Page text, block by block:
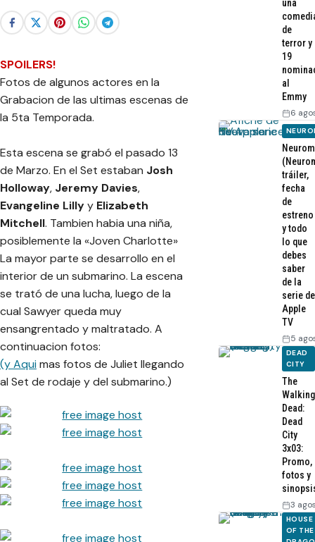
SPOILERS!
Fotos de algunos actores en la
Grabacion de las ultimas escenas de
la 5ta Temporada.
Esta escena se grabó el pasado 13
de Marzo. En el Set estaban Josh
Holloway, Jeremy Davies,
Evangeline Lillyy Elizabeth
Mitchell. Tambien habia una niña,
posiblemente la «Joven Charlotte»
La mayor parte se desarrollo en el
interior de un submarino. La escena
se trató de una lucha, luego de la
cual Sawyer queda muy
ensangrentado y maltratado. A
continuacion fotos:
(y Aquimas fotos de Juliet llegando
al Set de rodaje y del submarino.)
una
de
terror y
19
al
Emmy
6
tráiler,
fecha
de
estreno
y todo
lo que
debes
saber
de la
serie de
Apple
TV
5
DEAD
CITY
The
Walking
Dead:
Dead
City
3x03:
Promo,
fotos y
3
HOUSE
OF THE